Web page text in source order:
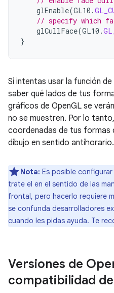
glEnable(GL10 .
// specify which
glCullFace(GL10 .
}
Si intentas usar la función
saber qué lados de tus
gráficos de OpenGL se
no se muestren. Por lo
coordenadas de tus formas
dibujo en sentido antihorario.
Nota: Es posible
trate el en el sentido de las
frontal, pero hacerlo requiere
se confunda desarrolladores
cuando les pidas ayuda. Te
Versiones de
compatibilidad